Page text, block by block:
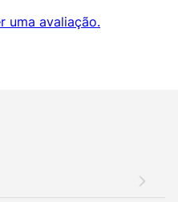
uma avaliação.